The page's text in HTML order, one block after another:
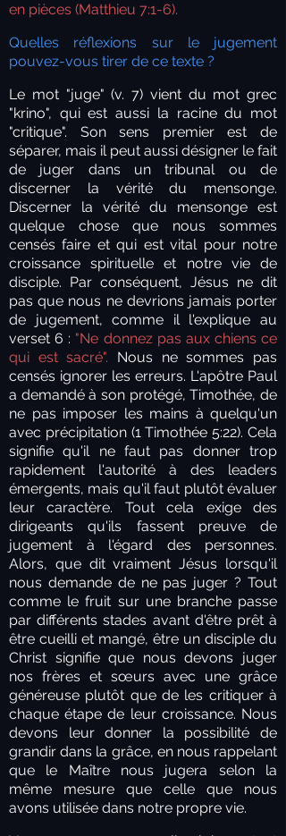
en pièces (Matthieu 7:1-6).
Quelles réflexions sur le jugement
pouvez-vous tirer de ce texte ?
Le mot "juge" (v. 7) vient du mot grec
"krino", qui est aussi la racine du mot
"critique". Son sens premier est de
séparer, mais il peut aussi désigner le fait
de juger dans un tribunal ou de
discerner la vérité du mensonge.
Discerner la vérité du mensonge est
quelque chose que nous sommes
censés faire et qui est vital pour notre
croissance spirituelle et notre vie de
disciple. Par conséquent, Jésus ne dit
pas que nous ne devrions jamais porter
de jugement, comme il l'explique au
verset 6 : "Ne donnez pas aux chiens ce
qui est sacré". Nous ne sommes pas
censés ignorer les erreurs. L'apôtre Paul
a demandé à son protégé, Timothée, de
ne pas imposer les mains à quelqu'un
avec précipitation (1 Timothée 5:22). Cela
signifie qu'il ne faut pas donner trop
rapidement l'autorité à des leaders
émergents, mais qu'il faut plutôt évaluer
leur caractère. Tout cela exige des
dirigeants qu'ils fassent preuve de
jugement à l'égard des personnes.
Alors, que dit vraiment Jésus lorsqu'il
nous demande de ne pas juger ? Tout
comme le fruit sur une branche passe
par différents stades avant d'être prêt à
être cueilli et mangé, être un disciple du
Christ signifie que nous devons juger
nos frères et sœurs avec une grâce
généreuse plutôt que de les critiquer à
chaque étape de leur croissance. Nous
devons leur donner la possibilité de
grandir dans la grâce, en nous rappelant
que le Maître nous jugera selon la
même mesure que celle que nous
avons utilisée dans notre propre vie.